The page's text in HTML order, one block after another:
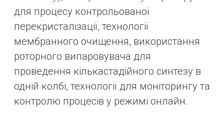
для процесу контрольованої
перекристалізації, технології
мембранного очищення, використання
роторного випаровувача для
проведення кількастадійного синтезу в
одній колбі, технології для моніторингу та
контролю процесів у режимі онлайн.